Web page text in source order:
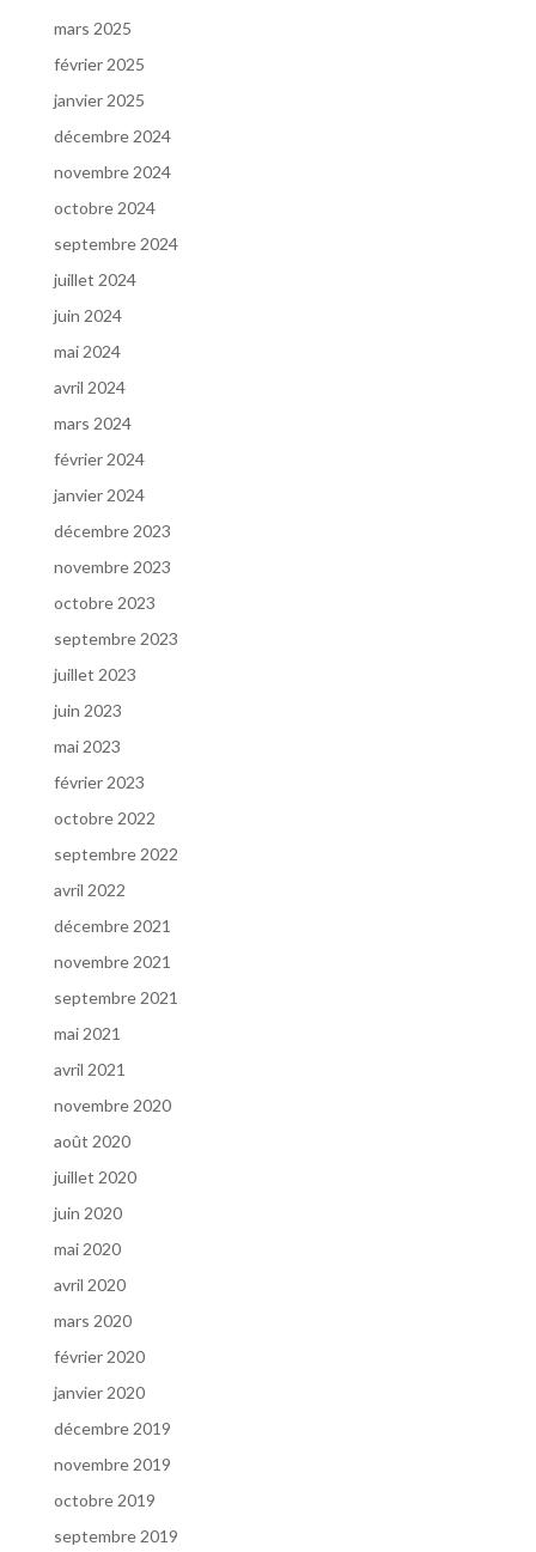
mars 2025
février 2025
janvier 2025
décembre 2024
novembre 2024
octobre 2024
septembre 2024
juillet 2024
juin 2024
mai 2024
avril 2024
mars 2024
février 2024
janvier 2024
décembre 2023
novembre 2023
octobre 2023
septembre 2023
juillet 2023
juin 2023
mai 2023
février 2023
octobre 2022
septembre 2022
avril 2022
décembre 2021
novembre 2021
septembre 2021
mai 2021
avril 2021
novembre 2020
août 2020
juillet 2020
juin 2020
mai 2020
avril 2020
mars 2020
février 2020
janvier 2020
décembre 2019
novembre 2019
octobre 2019
septembre 2019